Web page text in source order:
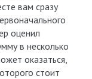
вам сразу
оценил
в несколько
оказаться,
стоит